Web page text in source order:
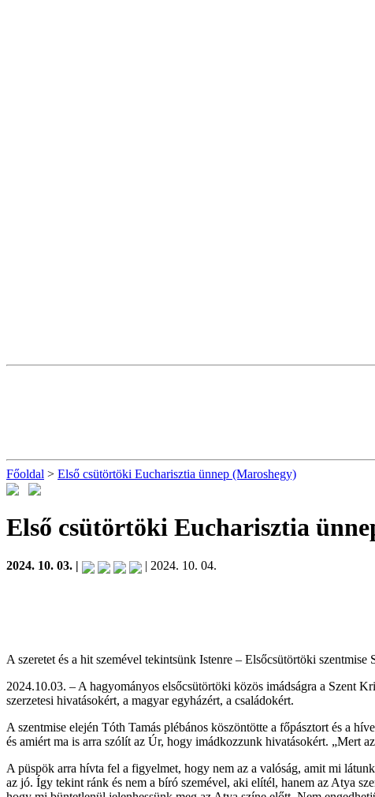
Főoldal > Első csütörtöki Eucharisztia ünnep (Maroshegy)
Első csütörtöki Eucharisztia
2024. 10. 03. | | 2024. 10. 04.
A szeretet és a hit szemével tekintsünk Istenre – Elsőcsütörtöki
2024.10.03. – A hagyományos elsőcsütörtöki közös imádságra a Szent
szerzetesi hivatásokért, a magyar egyházért, a családokért.
A szentmise elején Tóth Tamás plébános köszöntötte a főpásztort és a
és amiért ma is arra szólít az Úr, hogy imádkozzunk hivatásokért. „Mert
A püspök arra hívta fel a figyelmet, hogy nem az a valóság, amit mi
az jó. Így tekint ránk és nem a bíró szemével, aki elítél, hanem az Atya